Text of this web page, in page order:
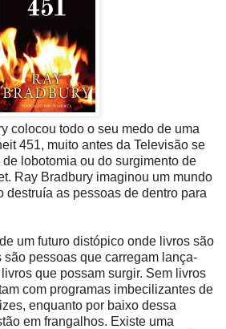
colocou todo o seu medo de uma
451, muito antes da Televisão se
lobotomia ou do surgimento de
Ray Bradbury imaginou um mundo
destruía as pessoas de dentro para
um futuro distópico onde livros são
pessoas que carregam lança-
que possam surgir. Sem livros
com programas imbecilizantes de
enquanto por baixo dessa
em frangalhos. Existe uma